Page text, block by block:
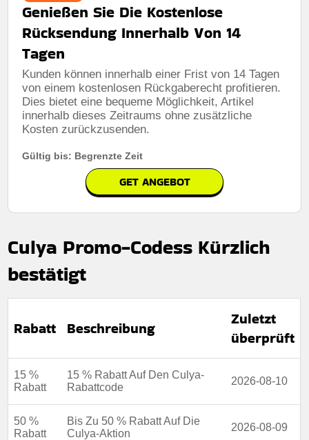
Genießen Sie Die Kostenlose
Rücksendung Innerhalb Von 14
Tagen
Kunden können innerhalb einer Frist von 14 Tagen
von einem kostenlosen Rückgaberecht profitieren.
Dies bietet eine bequeme Möglichkeit, Artikel
innerhalb dieses Zeitraums ohne zusätzliche
Kosten zurückzusenden.
Gültig bis: Begrenzte Zeit
GET ANGEBOT
Culya Promo-Codess Kürzlich
bestätigt
Rabatt Beschreibung
Zuletzt
überprüft
15 %
Rabatt
15 % Rabatt Auf Den Culya-
Rabattcode
2026-08-10
50 %
Rabatt
Bis Zu 50 % Rabatt Auf Die
Culya-Aktion
2026-08-09